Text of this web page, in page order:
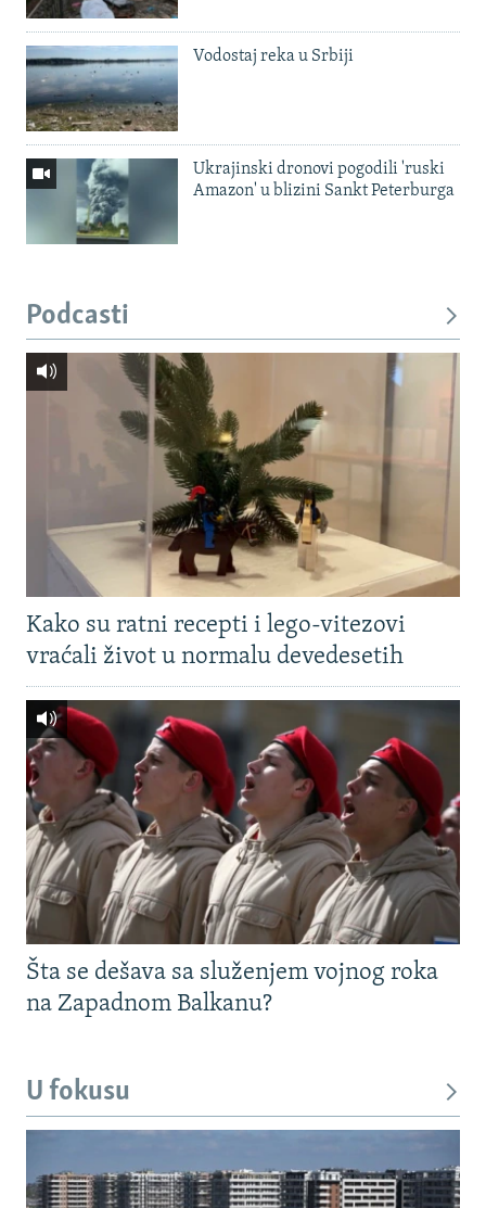
Vodostaj reka u Srbiji
Ukrajinski dronovi pogodili 'ruski
Amazon' u blizini Sankt Peterburga
Podcasti
Kako su ratni recepti i lego-vitezovi
vraćali život u normalu devedesetih
Šta se dešava sa služenjem vojnog roka
na Zapadnom Balkanu?
U fokusu